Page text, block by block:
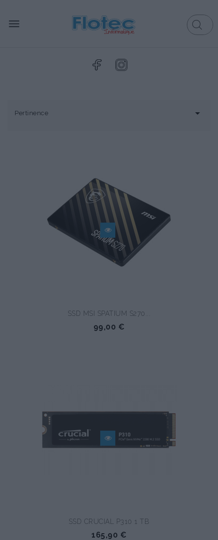

Pertinence 
SSD MSI SPATIUM S270...
99,00 €
SSD CRUCIAL P310 1 TB
165,90 €